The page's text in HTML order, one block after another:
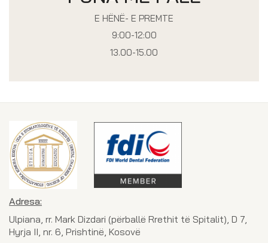
E HËNË- E PREMTE
9:00-12:00
13.00-15.00
Adresa:
Ulpiana, rr. Mark Dizdari (përballë Rrethit të Spitalit), D 7,
Hyrja II, nr. 6, Prishtinë, Kosovë